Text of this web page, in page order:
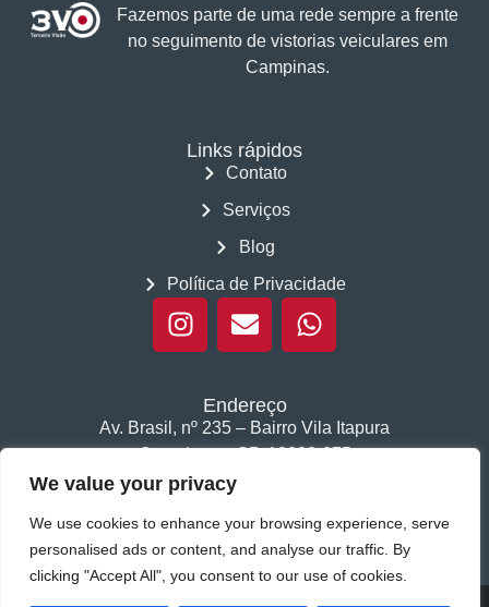
We value your privacy
We use cookies to enhance your browsing experience, serve
personalised ads or content, and analyse our traffic. By
clicking "Accept All", you consent to our use of cookies.
Fazemos parte de uma rede sempre a frente
no seguimento de vistorias veiculares em
Campinas.
Links rápidos
Contato
Serviços
Blog
Política de Privacidade
Endereço
Av. Brasil, nº 235 – Bairro Vila Itapura
Campinas – SP, 13023-075
Segunda a sexta das 8h às 18h, Sábado das 8h às 12h.